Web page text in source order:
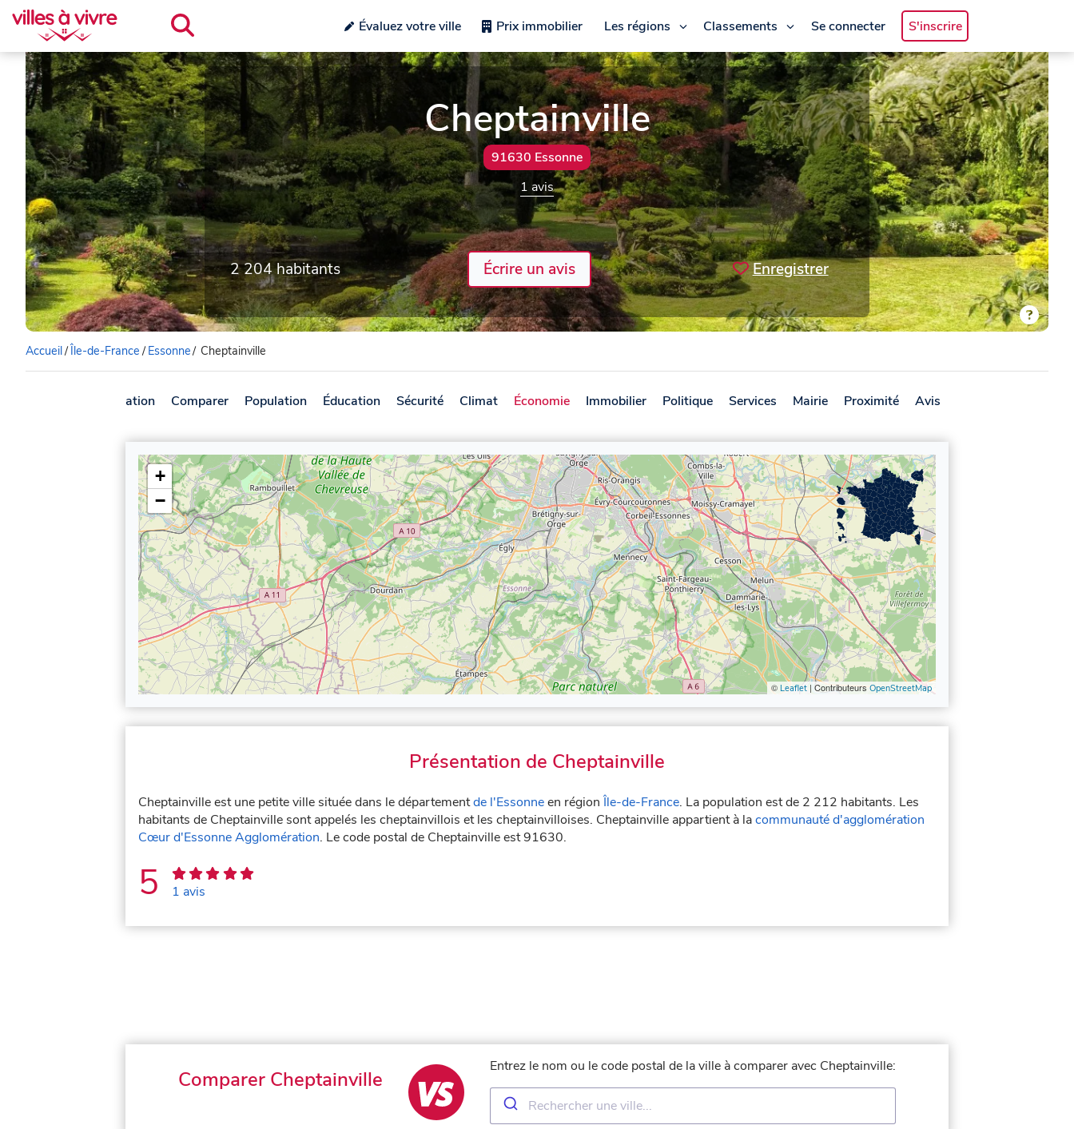
Évaluez votre ville Prix immobilier Les régions Classements Se connecter S'inscrire
Cheptainville
91630 Essonne
1 avis
2 204 habitants Écrire un avis Enregistrer
Accueil/ Île-de-France/ Essonne/ Cheptainville
Présentation Comparer Population Éducation Sécurité Climat Économie Immobilier Politique Services Mairie Proximité Avis
+
−
© Leaflet | Contributeurs OpenStreetMap
Présentation de Cheptainville
Cheptainville est une petite ville située dans le départementde l'Essonneen région Île-de-France. La population est de 2 212 habitants. Les
habitants de Cheptainville sont appelés les cheptainvillois et les cheptainvilloises. Cheptainville appartient à lacommunauté d'agglomération
Cœur d'Essonne Agglomération. Le code postal de Cheptainville est 91630.
5 1 avis
Comparer Cheptainville
Entrez le nom ou le code postal de la ville à comparer avec Cheptainville: